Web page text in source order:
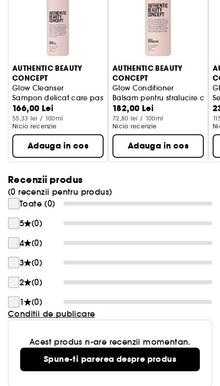
- Pastreaza stralucirea si intensitatea culorii
- Hidrateaza si hraneste parul in profunzime de la
radacini pana la varfuri
- Elimina efectul electrizant si electricitatea
statica
- Fara siliconi pentru o ingrijire mai sanatoasa
- Par moale, stralucitor si usor de coafat.
Ofera-i parului tau masca de stralucire de la
Authentic Beauty Concept si descopera un par
radiant, disciplinat si irezistibil de catifelat.
AUTHENTIC BEAUTY
CONCEPT
Glow Cleanser
Sampon delicat care pastreaza culoarea parului
166,00 Lei
55,33 lei / 100ml
Nicio recenzie
Adauga in cos
AUTHENTIC BEAUTY
CONCEPT
Glow Conditioner
Balsam pentru stralucire
182,00 Lei
72,80 lei / 100ml
Nicio recenzie
Adauga in cos
Recenzii produs
(0 recenzii pentru produs)
Toate (0)
5
(0)
4
(0)
3
(0)
2
(0)
1
(0)
Conditii de publicare
Acest produs n-are recenzii momentan.
Spune-ti parerea despre produs